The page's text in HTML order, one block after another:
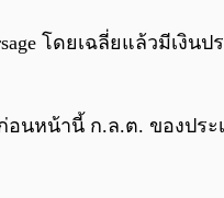
โดยเฉลี่ยแล้วมีเงิน
อนหน้านี้ ก.ล.ต. ของปร